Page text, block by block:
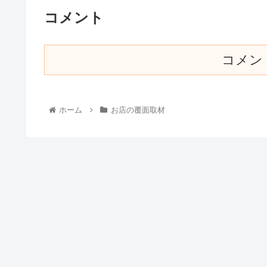
コメント
コメン
ホーム お店の覆面取材